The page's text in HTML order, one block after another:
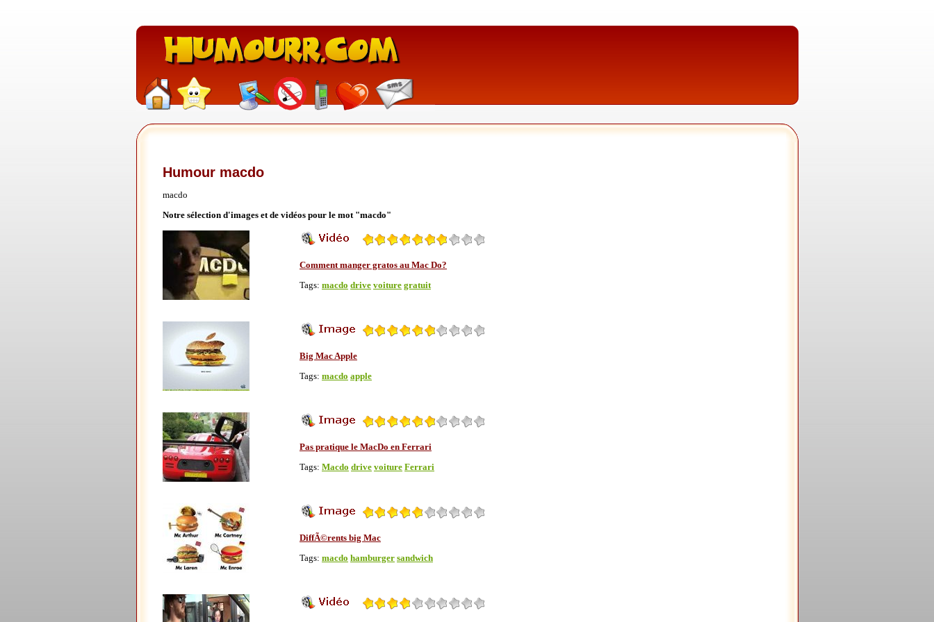
Humour macdo
macdo
Notre sélection d'images et de vidéos pour le mot "macdo"
Comment manger gratos au Mac Do?
Tags: macdo drive voiture gratuit
Big Mac Apple
Tags: macdo apple
Pas pratique le MacDo en Ferrari
Tags: Macdo drive voiture Ferrari
DiffÃ©rents big Mac
Tags: macdo hamburger sandwich